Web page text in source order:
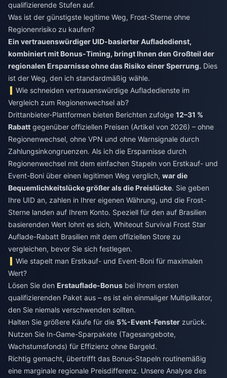
qualifizierende Stufen auf.
Was ist der günstigste legitime Weg, Frost-Sterne ohne
Regionenrisiko zu kaufen?
Ein vertrauenswürdiger UID-basierter Aufladedienst,
kombiniert mit Bonus-Timing, bringt Ihnen den Großteil der
regionalen Ersparnisse ohne das Risiko einer Sperrung. Dies
ist der Weg, den ich standardmäßig wähle.
Wie schneiden vertrauenswürdige Aufladedienste im
Vergleich zum Regionenwechsel ab?
Drittanbieter-Plattformen bieten Berichten zufolge 12–31 %
Rabatt gegenüber offiziellen Preisen (Artikel von 2026) – ohne
Regionenwechsel, ohne VPN und ohne Warnsignale durch
Zahlungsinkongruenzen. Als ich die Ersparnisse durch
Regionenwechsel mit dem einfachen Stapeln von Erstkauf- und
Event-Boni über einen legitimen Weg verglich, war die
Bequemlichkeitslücke größer als die Preislücke. Sie geben
Ihre UID an, zahlen in Ihrer eigenen Währung, und die Frost-
Sterne landen auf Ihrem Konto. Speziell für den auf Brasilien
basierenden Wert lohnt es sich, Whiteout Survival Frost Star
Auflade-Rabatt Brasilien mit dem offiziellen Store zu
vergleichen, bevor Sie sich festlegen.
Wie stapelt man Erstkauf- und Event-Boni für maximalen
Wert?
Lösen Sie den Erstauflade-Bonus bei Ihrem ersten
qualifizierenden Paket aus – es ist ein einmaliger Multiplikator,
den Sie niemals verschwenden sollten.
Halten Sie größere Käufe für die 5%-Event-Fenster zurück.
Nutzen Sie In-Game-Sparpakete (Tagesangebote,
Wachstumsfonds) für Effizienz ohne Bargeld.
Richtig gemacht, übertrifft das Bonus-Stapeln routinemäßig
eine marginale regionale Preisdifferenz. Unsere Analyse des